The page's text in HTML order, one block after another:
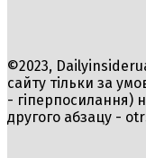
©2023,
сайту тільки за
- гіперпосилання)
другого абзацу -